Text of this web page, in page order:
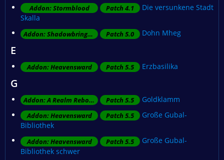
Addon: Stormblood Patch 4.1
Die versunkene Stadt
Skalla
Addon: Shadowbringers Patch 5.0 Dohn Mheg
E
Addon: Heavensward Patch 5.5 Erzbasilika
G
Addon: A Realm Reborn Patch 5.5 Goldklamm
Addon: Heavensward Patch 5.5
Große Gubal-
Bibliothek
Addon: Heavensward Patch 5.5
Große Gubal-
Bibliothek schwer